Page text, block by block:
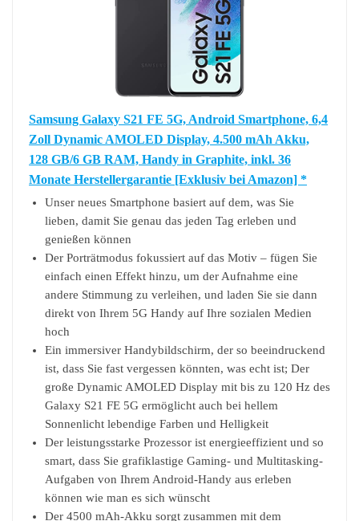
Samsung Galaxy S21 FE 5G, Android Smartphone, 6,4
Zoll Dynamic AMOLED Display, 4.500 mAh Akku,
128 GB/6 GB RAM, Handy in Graphite, inkl. 36
Monate Herstellergarantie [Exklusiv bei Amazon] *
Unser neues Smartphone basiert auf dem, was Sie
lieben, damit Sie genau das jeden Tag erleben und
genießen können
Der Porträtmodus fokussiert auf das Motiv – fügen Sie
einfach einen Effekt hinzu, um der Aufnahme eine
andere Stimmung zu verleihen, und laden Sie sie dann
direkt von Ihrem 5G Handy auf Ihre sozialen Medien
hoch
Ein immersiver Handybildschirm, der so beeindruckend
ist, dass Sie fast vergessen könnten, was echt ist; Der
große Dynamic AMOLED Display mit bis zu 120 Hz des
Galaxy S21 FE 5G ermöglicht auch bei hellem
Sonnenlicht lebendige Farben und Helligkeit
Der leistungsstarke Prozessor ist energieeffizient und so
smart, dass Sie grafiklastige Gaming- und Multitasking-
Aufgaben von Ihrem Android-Handy aus erleben
können wie man es sich wünscht
Der 4500 mAh-Akku sorgt zusammen mit dem